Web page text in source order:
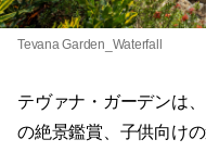
Tevana Garden_Waterfall
テヴァナ・ガーデンは
の絶景鑑賞、子供向け